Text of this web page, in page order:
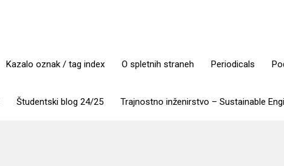
Kazalo oznak / tag index O spletnih straneh Periodicals
Študentski blog 24/25 Trajnostno inženirstvo – Sustainable